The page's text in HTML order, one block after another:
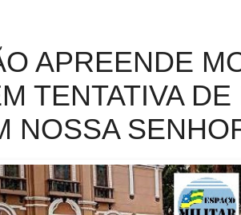
APREENDE
TENTATIVA DE
NOSSA